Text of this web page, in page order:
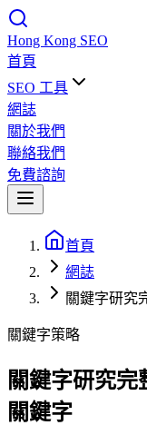
Hong Kong SEO
首頁
SEO 工具
網誌
關於我們
聯絡我們
免費諮詢
首頁
網誌
關鍵字研究
關鍵字策略
關鍵字研究完
關鍵字